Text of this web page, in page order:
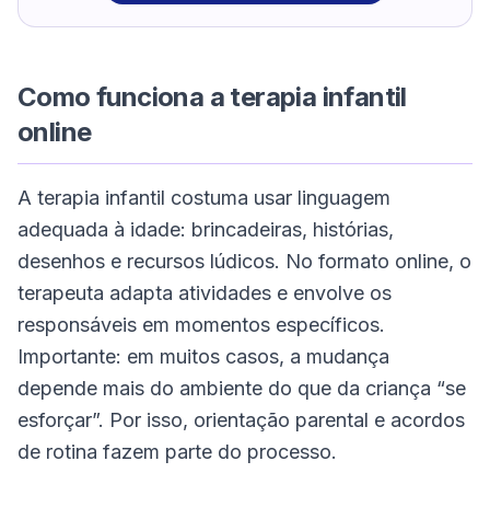
Como funciona a terapia infantil
online
A terapia infantil costuma usar linguagem
adequada à idade: brincadeiras, histórias,
desenhos e recursos lúdicos. No formato online, o
terapeuta adapta atividades e envolve os
responsáveis em momentos específicos.
Importante: em muitos casos, a mudança
depende mais do ambiente do que da criança “se
esforçar”. Por isso, orientação parental e acordos
de rotina fazem parte do processo.